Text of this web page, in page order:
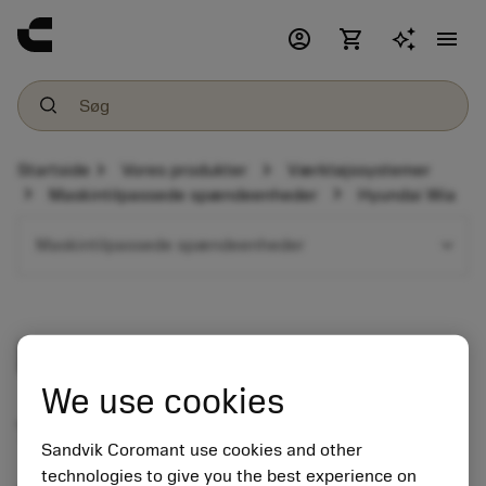
account_circle shopping_cart menu
Startside chevron_right Vores produkter chevron_right Værktøjssystemer
Maskintilpassede spændeenheder Hyundai Wia
Maskintilpassede spændeenheder
Hyundai Wia
We use cookies
Sandvik Coromant use cookies and other
technologies to give you the best experience on